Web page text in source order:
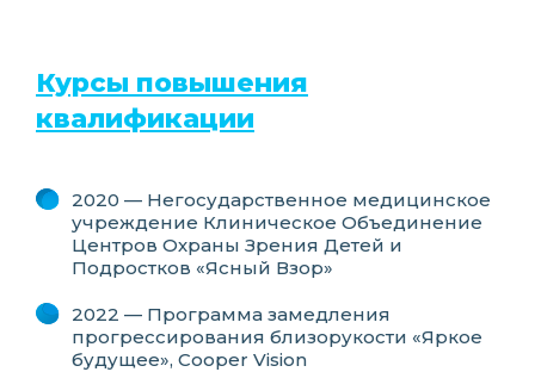
Курсы повышения
квалификации
2020 — Негосударственное медицинское
учреждение Клиническое Объединение
Центров Охраны Зрения Детей и
Подростков «Ясный Взор»
2022 — Программа замедления
прогрессирования близорукости «Яркое
будущее», Cooper Vision